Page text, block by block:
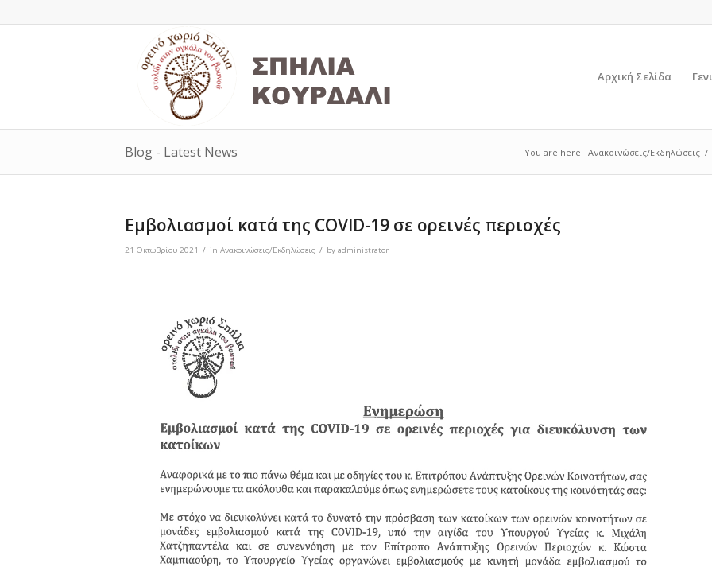
Αρχική Σελίδα
Blog - Latest News You are here: Ανακοινώσεις/Εκδηλώσεις /
Εμβολιασμοί κατά της COVID-19 σε ορεινές περιοχές
21 Οκτωβρίου 2021 / in Ανακοινώσεις/Εκδηλώσεις / by administrator